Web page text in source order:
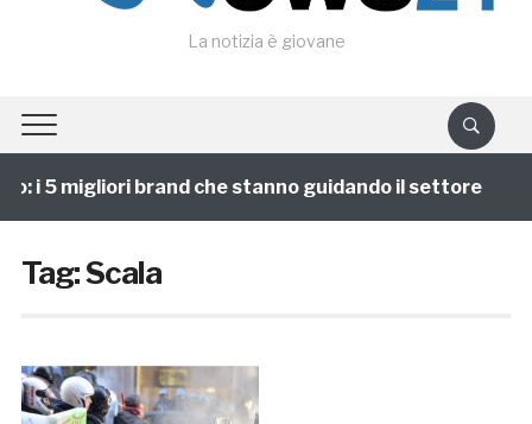
La notizia è giovane
i 5 migliori brand che stanno guidando il settore
Tag:Scala